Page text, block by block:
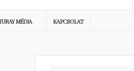
MÉDIA KAPCSOLAT